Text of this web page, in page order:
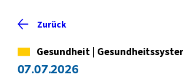
Ort-
Standortkarte
Zurück
Kategorie
Gesundheit
07.07.2026